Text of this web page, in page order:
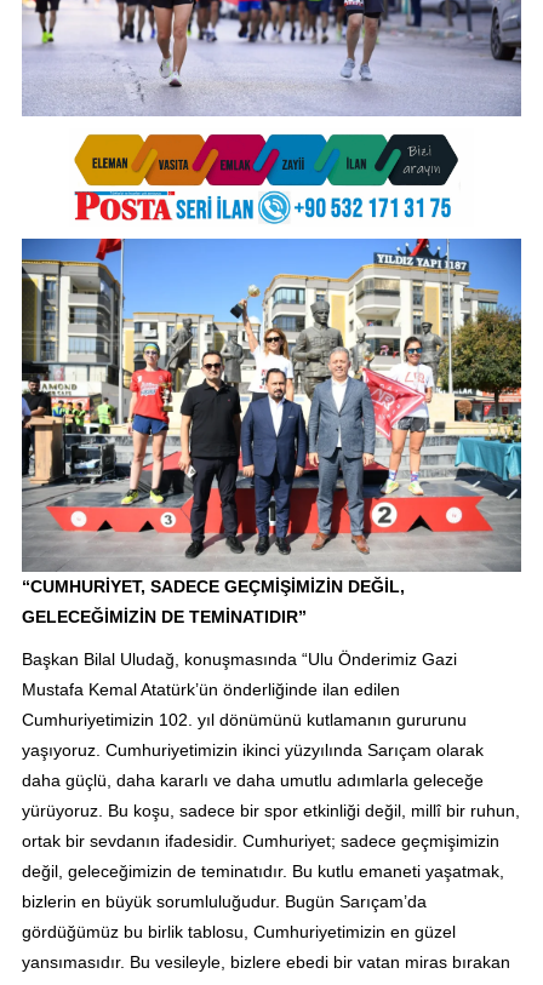
“CUMHURİYET, SADECE GEÇMİŞİMİZİN DEĞİL,
GELECEĞİMİZİN DE TEMİNATIDIR”
Başkan Bilal Uludağ, konuşmasında “Ulu Önderimiz Gazi
Mustafa Kemal Atatürk’ün önderliğinde ilan edilen
Cumhuriyetimizin 102. yıl dönümünü kutlamanın gururunu
yaşıyoruz. Cumhuriyetimizin ikinci yüzyılında Sarıçam olarak
daha güçlü, daha kararlı ve daha umutlu adımlarla geleceğe
yürüyoruz. Bu koşu, sadece bir spor etkinliği değil, millî bir ruhun,
ortak bir sevdanın ifadesidir. Cumhuriyet; sadece geçmişimizin
değil, geleceğimizin de teminatıdır. Bu kutlu emaneti yaşatmak,
bizlerin en büyük sorumluluğudur. Bugün Sarıçam’da
gördüğümüz bu birlik tablosu, Cumhuriyetimizin en güzel
yansımasıdır. Bu vesileyle, bizlere ebedi bir vatan miras bırakan